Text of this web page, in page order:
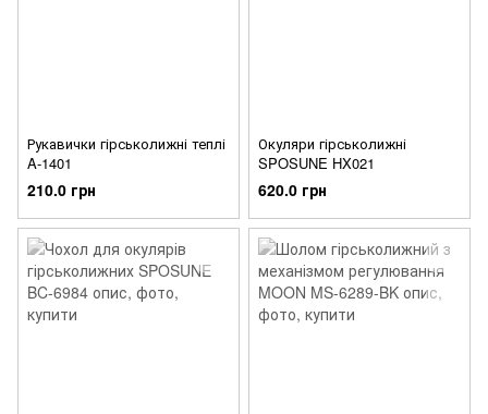
Рукавички гірськолижні теплі
A-1401
210.0 грн
Окуляри гірськолижні
SPOSUNE HX021
620.0 грн